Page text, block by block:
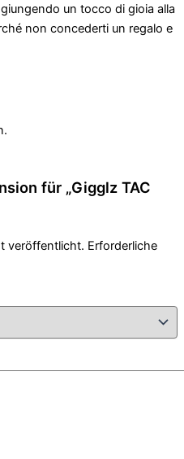
un tocco di gioia alla
non concederti un regalo e
für „Gigglz TAC
veröffentlicht. Erforderliche